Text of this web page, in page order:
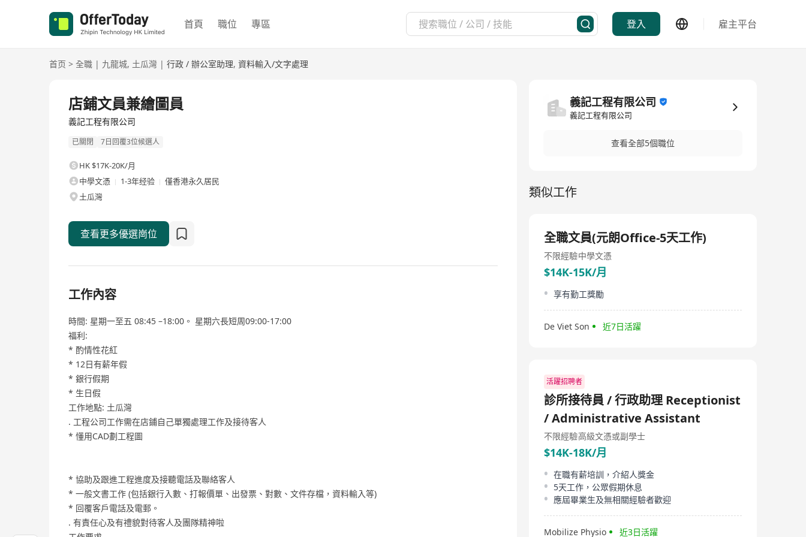
首頁 職位 專區 登入 雇主平台
首页 > 全職 | 九龍城, 土瓜灣 | 行政 / 辦公室助理, 資料輸入/文字處理
店鋪文員兼繪圖員
義記工程有限公司
已關閉 7日回覆3位候選人
HK $17K-20K/月
中學文憑
1-3年经验
僅香港永久居民
土瓜灣
查看更多優選崗位
工作內容
時間: 星期一至五 08:45 –18:00。 星期六長短周09:00-17:00
福利:
* 酌情性花紅
* 12日有薪年假
* 銀行假期
* ⁠生日假
工作地點: 土瓜灣
. 工程公司工作需在店鋪自己單獨處理工作及接待客人
* ⁠懂用CAD劃工程圖
* 協助及跟進工程進度及接聽電話及聯絡客人
* 一般文書工作 (包括銀行入數、打報價單、出發票、對數、文件存檔，資料輸入等)
* 回覆客戶電話及電郵。
. 有責任心及有禮貌對待客人及團隊精神啦
義記工程有限公司
義記工程有限公司
查看全部5個職位
類似工作
全職文員(元朗Office-5天工作)
不限經驗中學文憑
$14K-15K/月
享有勤工獎勵
De Viet Son 近7日活躍
活躍招聘者
診所接待員 / 行政助理 Receptionist
/ Administrative Assistant
不限經驗高級文憑或副學士
$14K-18K/月
在職有薪培訓，介紹人獎金
5天工作，公眾假期休息
應屆畢業生及無相關經驗者歡迎
Mobilize Physio 近3日活躍